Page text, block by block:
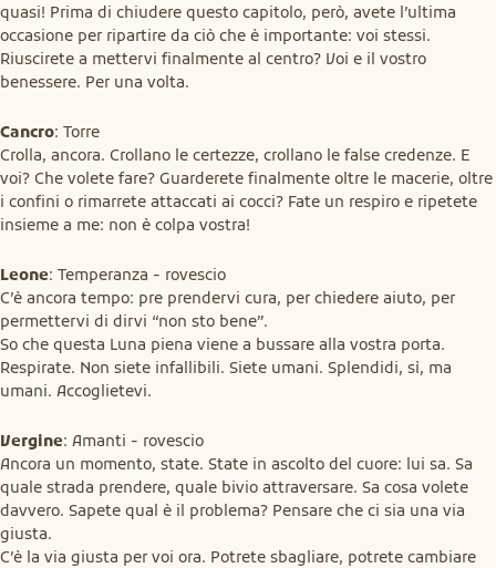
quasi! Prima di chiudere questo capitolo, però, avete l’ultima
occasione per ripartire da ciò che è importante: voi stessi.
Riuscirete a mettervi finalmente al centro? Voi e il vostro
benessere. Per una volta.
Cancro: Torre
Crolla, ancora. Crollano le certezze, crollano le false credenze. E
voi? Che volete fare? Guarderete finalmente oltre le macerie, oltre
i confini o rimarrete attaccati ai cocci? Fate un respiro e ripetete
insieme a me: non è colpa vostra!
Leone: Temperanza - rovescio
C’è ancora tempo: pre prendervi cura, per chiedere aiuto, per
permettervi di dirvi “non sto bene”.
So che questa Luna piena viene a bussare alla vostra porta.
Respirate. Non siete infallibili. Siete umani. Splendidi, sì, ma
umani. Accoglietevi.
Vergine: Amanti - rovescio
Ancora un momento, state. State in ascolto del cuore: lui sa. Sa
quale strada prendere, quale bivio attraversare. Sa cosa volete
davvero. Sapete qual è il problema? Pensare che ci sia una via
giusta.
C’è la via giusta per voi ora. Potrete sbagliare, potrete cambiare